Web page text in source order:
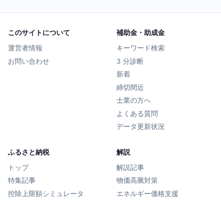
このサイトについて
運営者情報
お問い合わせ
補助金・助成金
キーワード検索
3 分診断
新着
締切間近
士業の方へ
よくある質問
データ更新状況
ふるさと納税
トップ
特集記事
控除上限額シミュレータ
解説
解説記事
物価高騰対策
エネルギー価格支援